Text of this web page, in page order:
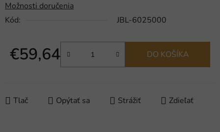
Možnosti doručenia
Kód:
JBL-6025000
€59,64
Jednotková cena:
DO KOŠÍKA
Tlač Opýtať sa Strážiť Zdieľať